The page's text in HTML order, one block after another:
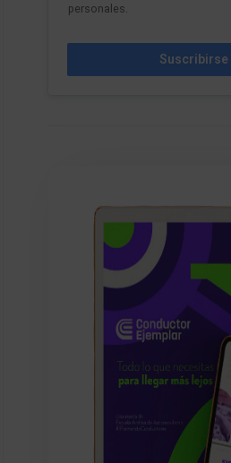
personales.
Suscribirse